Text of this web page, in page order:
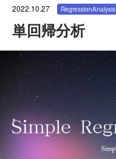
単回帰分析
2022.10.27 RegressionAnalysis